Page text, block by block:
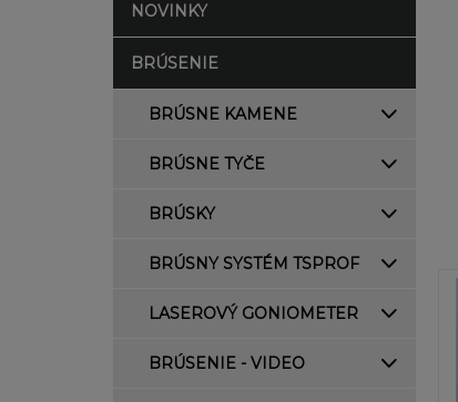
NOVINKY
BRÚSENIE
BRÚSNE KAMENE
BRÚSNE TYČE
BRÚSKY
BRÚSNY SYSTÉM TSPROF
LASEROVÝ GONIOMETER
BRÚSENIE - VIDEO